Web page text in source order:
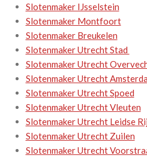
Slotenmaker IJsselstein
Slotenmaker Montfoort
Slotenmaker Breukelen
Slotenmaker Utrecht Stad
Slotenmaker Utrecht
Slotenmaker Utrecht
Slotenmaker Utrecht Spoed
Slotenmaker Utrecht Vleuten
Slotenmaker Utrecht Leidse
Slotenmaker Utrecht Zuilen
Slotenmaker Utrecht